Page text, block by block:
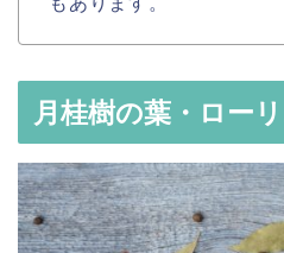
月桂樹の葉・ロー